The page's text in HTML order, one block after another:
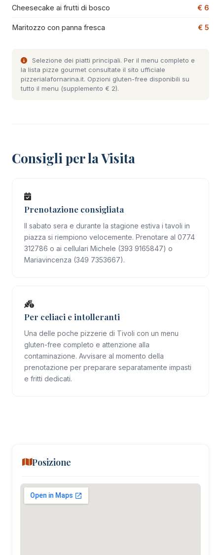
Cheesecake ai frutti di bosco € 6
Maritozzo con panna fresca € 5
Selezione dei piatti principali. Per il menu completo e
la lista pizze gourmet consultate il sito ufficiale
pizzerialafornarina.it. Opzioni gluten-free disponibili su
tutto il menu (supplemento € 2).
Consigli per la Visita
Prenotazione consigliata
Il sabato sera e durante la stagione estiva i tavoli in
piazza si riempiono velocemente. Prenotare al 0774
312786 o ai cellulari Michele (393 9165847) o
Mariavincenza (349 7353667).
Per celiaci e intolleranti
Una delle poche pizzerie di Tivoli con un menu
gluten-free completo e attenzione alla
contaminazione. Avvisare al momento della
prenotazione per preparare separatamente impasti
e fritti dedicati.
Posizione